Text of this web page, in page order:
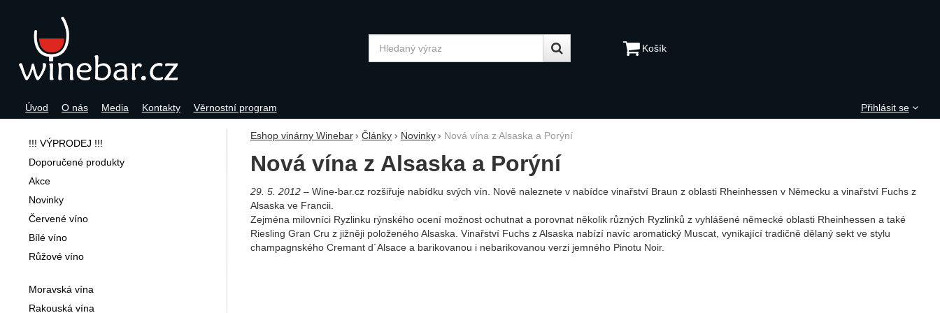
Eshop vinárny Winebar Články Novinky Nová vína z Alsaska a Porýní
Nová vína z Alsaska a Porýní
29. 5. 2012
Wine-bar.cz rozšiřuje nabídku svých vín. Nově naleznete v nabídce vinařství Braun z oblasti Rheinhessen v Německu a vinařství Fuchs z
Alsaska ve Francii.
Zejména milovníci Ryzlinku rýnského ocení možnost ochutnat a porovnat několik různých Ryzlinků z vyhlášené německé oblasti Rheinhessen a také
Riesling Gran Cru z jižněji položeného Alsaska. Vinařství Fuchs z Alsaska nabízí navíc aromatický Muscat, vynikající tradičně dělaný sekt ve stylu
champagnského Cremant d´Alsace a barikovanou i nebarikovanou verzi jemného Pinotu Noir.
!!! VÝPRODEJ !!!
Doporučené produkty
Akce
Novinky
Červené víno
Bílé víno
Růžové víno
Moravská vína
Rakouská vína
Navigace
Úvod O nás Media Kontakty Věrnostní program Přihlásit se
Vyhledávání Košík